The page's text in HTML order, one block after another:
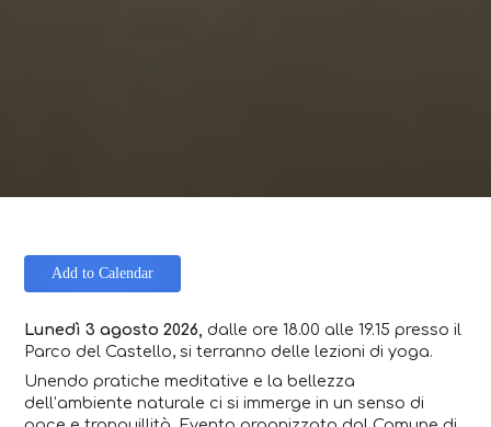
Add to Calendar
Lunedì 3 agosto 2026,
dalle ore 18.00 alle 19.15 presso il
Parco del Castello, si terranno delle lezioni di yoga.
Unendo pratiche meditative e la bellezza
dell’ambiente naturale ci si immerge in un senso di